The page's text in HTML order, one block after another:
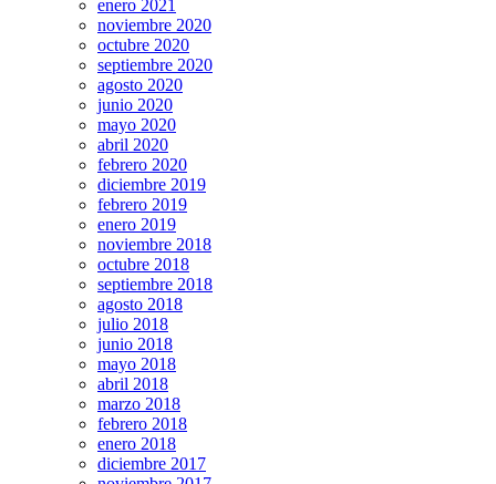
enero 2021
noviembre 2020
octubre 2020
septiembre 2020
agosto 2020
junio 2020
mayo 2020
abril 2020
febrero 2020
diciembre 2019
febrero 2019
enero 2019
noviembre 2018
octubre 2018
septiembre 2018
agosto 2018
julio 2018
junio 2018
mayo 2018
abril 2018
marzo 2018
febrero 2018
enero 2018
diciembre 2017